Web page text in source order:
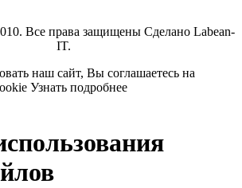
Все права защищены Сделано Labean-
IT.
наш сайт, Вы соглашаетесь на
Узнать подробнее